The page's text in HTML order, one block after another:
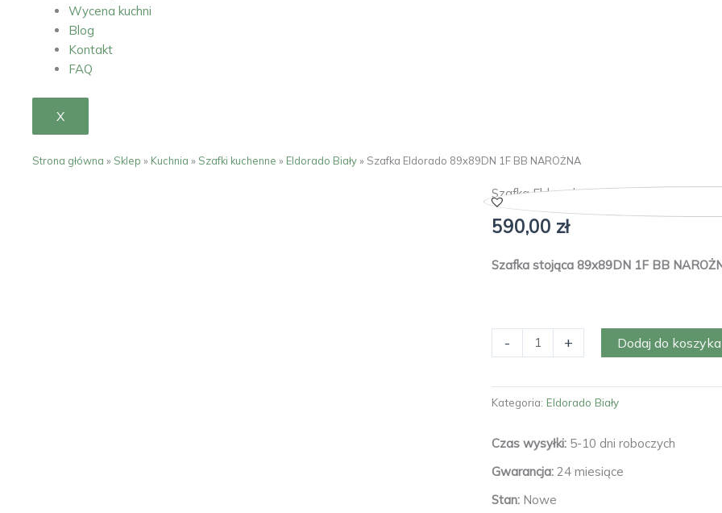
Wycena kuchni
Blog
Kontakt
FAQ
X
Strona główna » Sklep » Kuchnia » Szafki kuchenne » Eldorado Biały» Szafka Eldorado 89x89DN 1F BB NAROŻNA
Szafka Eldorado 89x89DN 1F BB
590,00 zł
Szafka stojąca 89x89DN 1F BB
-
Szafka
89x89DN
NAROŻNA
+ Dodaj do koszyka
Kategoria: Eldorado Biały
Czas wysyłki: 5-10 dni roboczych
Gwarancja: 24 miesiące
Stan: Nowe